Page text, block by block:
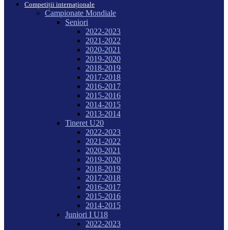
Competiții internaționale
Campionate Mondiale
Seniori
2022-2023
2021-2022
2020-2021
2019-2020
2018-2019
2017-2018
2016-2017
2015-2016
2014-2015
2013-2014
Tineret U20
2022-2023
2021-2022
2020-2021
2019-2020
2018-2019
2017-2018
2016-2017
2015-2016
2014-2015
Juniori I U18
2022-2023